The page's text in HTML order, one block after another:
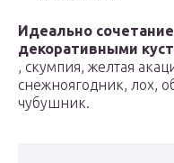
Идеально
декоративными
, скумпия, желтая
снежноягодник, лох,
чубушник.